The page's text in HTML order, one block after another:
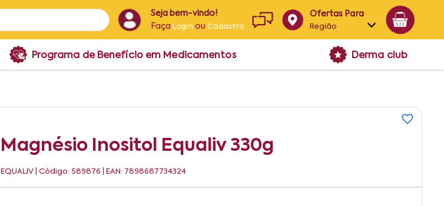
Seja bem-vindo!
Faça Login ouCadastro
Ofertas Para
Região
Alagoas
Programa de Benefício em Medicamentos Derma club
Magnésio Inositol Equaliv 330g
EQUALIV | Código: 589876 | EAN: 7898687734324